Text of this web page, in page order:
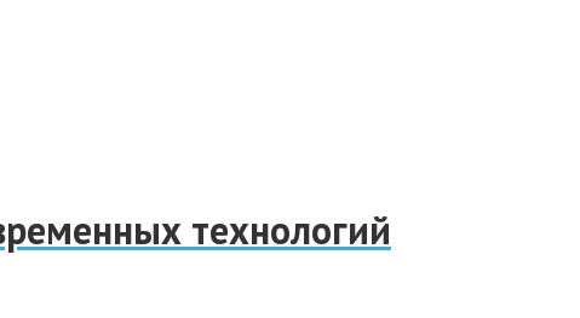
технологий